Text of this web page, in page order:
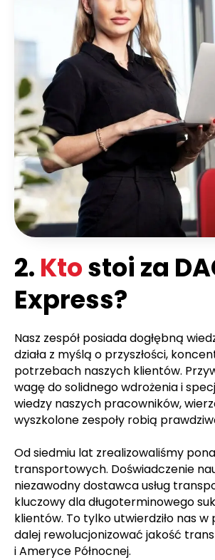
2. Ktostoi za
Express?
Nasz zespół posiada dogłębną
działa z myślą o przyszłości,
potrzebach naszych klientów.
wagę do solidnego wdrożenia i
wiedzy naszych pracowników,
wyszkolone zespoły robią
Od siedmiu lat zrealizowaliśmy
transportowych. Doświadczenie
niezawodny dostawca usług
kluczowy dla długoterminowego
klientów. To tylko utwierdziło nas w
dalej rewolucjonizować jakość
i Ameryce Północnej.